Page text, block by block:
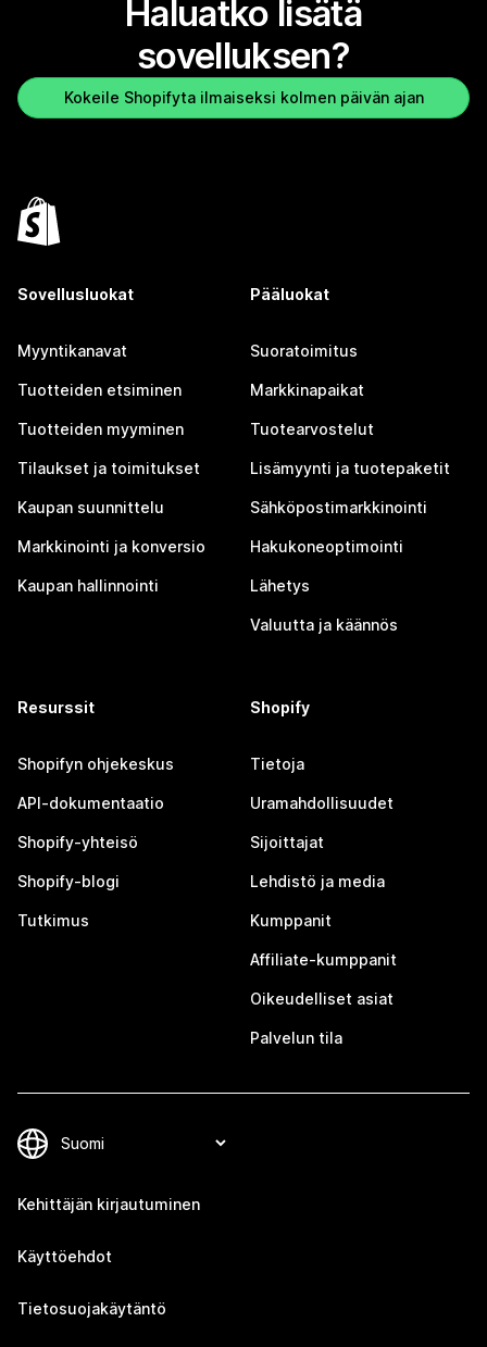
Haluatko lisätä
sovelluksen?
Kokeile Shopifyta ilmaiseksi kolmen päivän ajan
Sovellusluokat
Myyntikanavat
Tuotteiden etsiminen
Tuotteiden myyminen
Tilaukset ja toimitukset
Kaupan suunnittelu
Markkinointi ja konversio
Kaupan hallinnointi
Pääluokat
Suoratoimitus
Markkinapaikat
Tuotearvostelut
Lisämyynti ja tuotepaketit
Sähköpostimarkkinointi
Hakukoneoptimointi
Lähetys
Valuutta ja käännös
Resurssit
Shopifyn ohjekeskus
API-dokumentaatio
Shopify-yhteisö
Shopify-blogi
Tutkimus
Shopify
Tietoja
Uramahdollisuudet
Sijoittajat
Lehdistö ja media
Kumppanit
Affiliate-kumppanit
Oikeudelliset asiat
Palvelun tila
Kehittäjän kirjautuminen
Käyttöehdot
Tietosuojakäytäntö